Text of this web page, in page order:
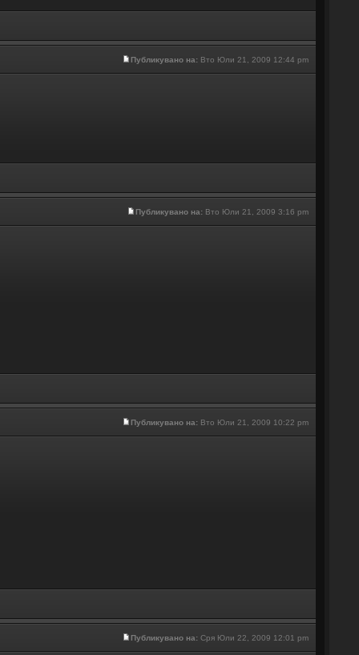
Публикувано на:Вто Юли 21, 2009 12:44 pm
Публикувано на:Вто Юли 21, 2009 3:16 pm
Публикувано на:Вто Юли 21, 2009 10:22 pm
Публикувано на:Сря Юли 22, 2009 12:01 pm